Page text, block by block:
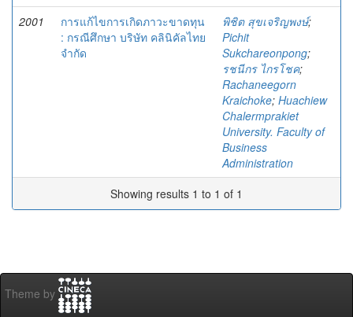
2001
การแก้ไขการเกิดภาวะขาดทุน
: กรณีศึกษา บริษัท คลินิคัลไทย
จำกัด
พิชิต สุขเจริญพงษ์;
Pichit
Sukchareonpong;
รชนีกร ไกรโชค;
Rachaneegorn
Kraichoke; Huachiew
Chalermprakiet
University. Faculty of
Business
Administration
Showing results 1 to 1 of 1
Theme by